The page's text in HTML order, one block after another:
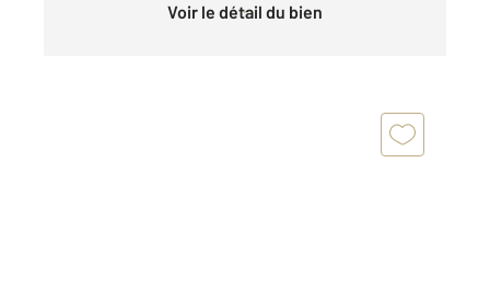
Voir le détail du bien